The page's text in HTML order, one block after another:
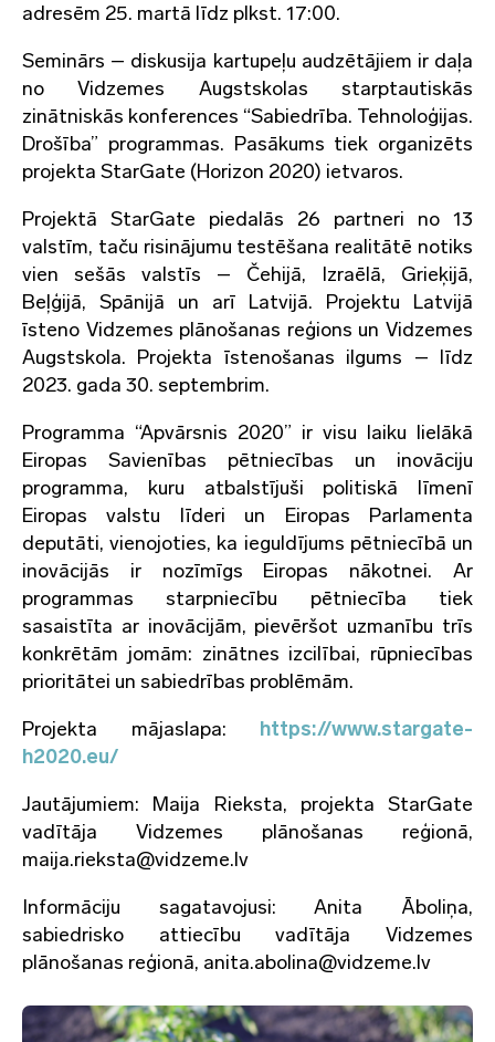
adresēm 25. martā līdz plkst. 17:00.
Seminārs – diskusija kartupeļu audzētājiem ir daļa
no Vidzemes Augstskolas starptautiskās
zinātniskās konferences “Sabiedrība. Tehnoloģijas.
Drošība” programmas. Pasākums tiek organizēts
projekta StarGate (Horizon 2020) ietvaros.
Projektā StarGate piedalās 26 partneri no 13
valstīm, taču risinājumu testēšana realitātē notiks
vien sešās valstīs – Čehijā, Izraēlā, Grieķijā,
Beļģijā, Spānijā un arī Latvijā. Projektu Latvijā
īsteno Vidzemes plānošanas reģions un Vidzemes
Augstskola. Projekta īstenošanas ilgums – līdz
2023. gada 30. septembrim.
Programma “Apvārsnis 2020” ir visu laiku lielākā
Eiropas Savienības pētniecības un inovāciju
programma, kuru atbalstījuši politiskā līmenī
Eiropas valstu līderi un Eiropas Parlamenta
deputāti, vienojoties, ka ieguldījums pētniecībā un
inovācijās ir nozīmīgs Eiropas nākotnei. Ar
programmas starpniecību pētniecība tiek
sasaistīta ar inovācijām, pievēršot uzmanību trīs
konkrētām jomām: zinātnes izcilībai, rūpniecības
prioritātei un sabiedrības problēmām.
Projekta mājaslapa: https://www.stargate-
h2020.eu/
Jautājumiem: Maija Rieksta, projekta StarGate
vadītāja Vidzemes plānošanas reģionā,
maija.rieksta@vidzeme.lv
Informāciju sagatavojusi: Anita Āboliņa,
sabiedrisko attiecību vadītāja Vidzemes
plānošanas reģionā, anita.abolina@vidzeme.lv